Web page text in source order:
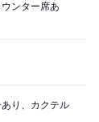
ンター席あ
り、カクテル